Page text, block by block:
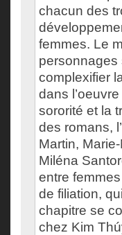
chacun des
femmes. Le
personnages
complexifier
dans
sororité et la
des romans,
Martin,
Miléna
entre
de filiation,
chapitre se
chez Kim